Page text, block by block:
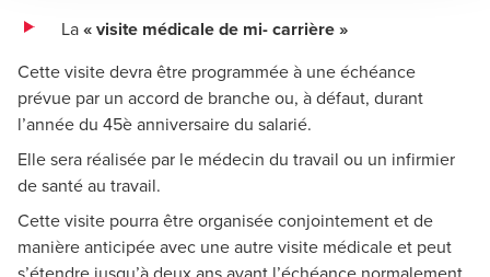
La« visite médicale de mi- carrière »
Cette visite devra être programmée à une échéance
prévue par un accord de branche ou, à défaut, durant
l’année du 45è anniversaire du salarié.
Elle sera réalisée par le médecin du travail ou un infirmier
de santé au travail.
Cette visite pourra être organisée conjointement et de
manière anticipée avec une autre visite médicale et peut